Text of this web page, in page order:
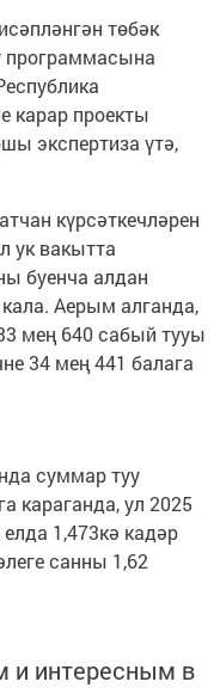
төбәк
программасына
карар проекты
экспертиза үтә,
күрсәткечләрен
ук вакытта
буенча алдан
Аерым алганда,
мең 640 сабый тууы
34 мең 441 балага
суммар туу
караганда, ул 2025
1,473кә кадәр
санны 1,62
и интересным в